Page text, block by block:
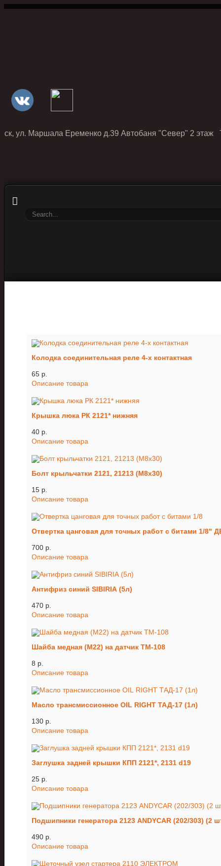
ул. Маршала Еременко д.39 Автобаня "Север" 2 этаж
Колодка соединительная реле 4-х контактная
65 p.
Описание товара
Крышка люка РК 2121* нижняя
40 p.
Описание товара
Болт крыльчатки 2121, 21213 (М8х30)
15 p.
Описание товара
Отвертка цанговая для точных работ с битами 1/8"
700 p.
Описание товара
Антифриз синий SIBIRIA (5л)
470 p.
Описание товара
Шайба медная (М22) на датчик ТМ-108
8 p.
Описание товара
Масло трансмиссионное OIL RIGHT ТАД-17 (1л)
130 p.
Описание товара
Заглушка задней крышки КПП 2121*, 2131 d19
25 p.
Описание товара
Подшипники генератора 2123 ANDYCAR (202/303) (2
490 p.
Описание товара